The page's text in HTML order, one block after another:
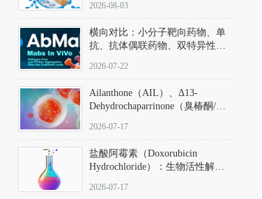
数（Km）为2.06 μM；其近红外
发光特性赋予优异的组织穿透能
力，大幅增强成像信噪比，从而
实现活体动物模型中极低给药剂
量下的高灵敏度、非侵入式生物
2026-08-03
横向对比：小分子靶向药物、单
抗、抗体偶联药物、双特异性抗
及应用瓶颈
2026-07-22
Ailanthone（AIL）、Δ13-
Dehydrochaparrinone（臭椿酮/臭
DKM货号 D806885
2026-07-17
盐酸阿霉素（Doxorubicin
Hydrochloride）：生物活性解
范
2026-07-17